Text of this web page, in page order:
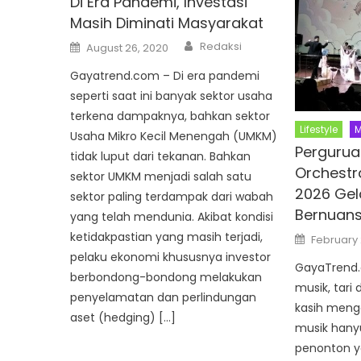
Masih Diminati Masyarakat
Posted
on
August 26, 2020 Author
Redaksi
Gayatrend.com – Di era pandemi
seperti saat ini banyak sektor usaha
terkena dampaknya, bahkan sektor
Usaha Mikro Kecil Menengah (UMKM)
tidak luput dari tekanan. Bahkan
sektor UMKM menjadi salah satu
sektor paling terdampak dari wabah
yang telah mendunia. Akibat kondisi
ketidakpastian yang masih terjadi,
pelaku ekonomi khususnya investor
berbondong-bondong melakukan
penyelamatan dan perlindungan
aset (hedging) […]
Lifestyle
2026
Posted
on
February
musik, tari
kasih
musik
penonton